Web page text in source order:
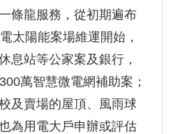
條龍服務，從初期遍布
太陽能案場維運開始，
息站等公家案及銀行，
萬智慧微電網補助案；
及賣場的屋頂、風雨球
為用電大戶申辦或評估